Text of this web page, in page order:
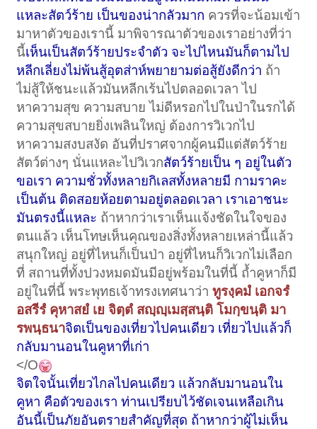
แหละสัตว์ร้าย เป็นของน่ากลัวมาก ควรที่จะน้อมเข้า
มาหาตัวของเรานี้ มาพิจารณาตัวของเราอย่างที่ว่า
นี้เห็นเป็นสัตว์ร้ายประจำตัว จะไปไหนมันก็ตามไป
หลีกเลี่ยงไม่พ้นสู้อุตส่าห์พยายามต่อสู้ยังดีกว่า ถ้า
ไม่สู้ให้ชนะแล้วมันหลีกเร้นไปตลอดเวลา ไป
หาความสุข ความสบาย ไม่ดีหรอกไปในป่าในรกได้
ความสุขสบายยิ่งเพลินใหญ่ ต้องการวิเวกไป
หาความสงบสงัด อันที่ปราศจากผู้คนมีแต่สัตว์ร้าย
สัตว์ต่างๆ นั่นแหละไปวิเวกสัตว์ร้ายเป็น ๆ อยู่ในตัว
ขอเรา ความชั่วทั้งหลายกิเลสทั้งหลายมี กามราคะ
เป็นต้น ติดสอยห้อยตามอยู่ตลอดเวลา เราเอาชนะ
มันตรงนี้แหละ ถ้าหากว่าเราเห็นแจ้งชัดในใจของ
ตนแล้ว เห็นโทษเห็นคุณของสิ่งทั้งหลายเหล่านี้แล้ว
สนุกใหญ่ อยู่ที่ไหนก็เป็นป่า อยู่ที่ไหนก็วิเวกไม่เลือก
ที่ สถานที่ทั้งปวงหมดมันมีอยู่พร้อมในที่นี้ ถ้ำคูหาก็มี
อยู่ในที่นี้ พระพุทธเจ้าทรงเทศนาว่าทูรงฺคมํ เอกจรํ
อสรีรํ คุหาสยํ เย จิตฺตํ สญฺญฺเมสฺสนฺติ โมกฺขนฺติ มา
รพนฺธนาจิตเป็นของเที่ยวไปคนเดียว เที่ยวไปแล้วก็
กลับมานอนในคูหาที่เก่า
</O
จิตใจนั้นเที่ยวไกลไปคนเดียว แล้วกลับมานอนใน
คูหา คือตัวของเรา ท่านเปรียบไว้ชัดเจนเหลือเกิน
อันนี้เป็นภัยอันตรายสำคัญที่สุด ถ้าหากว่าผู้ไม่เห็น